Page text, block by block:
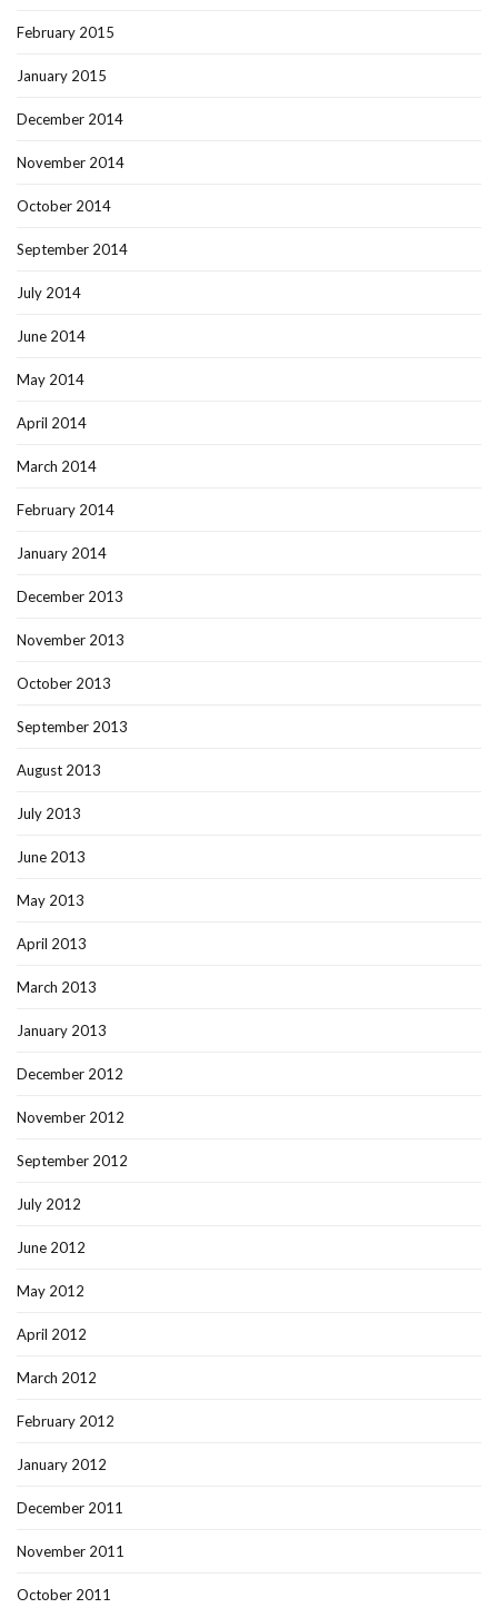
February 2015
January 2015
December 2014
November 2014
October 2014
September 2014
July 2014
June 2014
May 2014
April 2014
March 2014
February 2014
January 2014
December 2013
November 2013
October 2013
September 2013
August 2013
July 2013
June 2013
May 2013
April 2013
March 2013
January 2013
December 2012
November 2012
September 2012
July 2012
June 2012
May 2012
April 2012
March 2012
February 2012
January 2012
December 2011
November 2011
October 2011